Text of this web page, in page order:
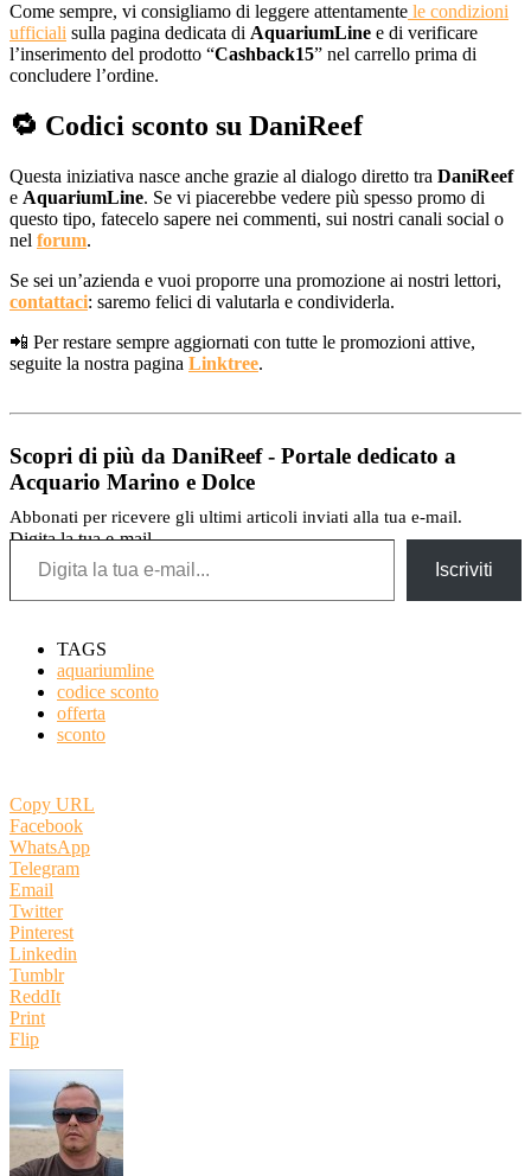
Come sempre, vi consigliamo di leggere attentamente le condizioni
ufficiali sulla pagina dedicata di AquariumLine e di verificare
l’inserimento del prodotto “Cashback15” nel carrello prima di
concludere l’ordine.
🔁 Codici sconto su DaniReef
Questa iniziativa nasce anche grazie al dialogo diretto tra DaniReef
e AquariumLine. Se vi piacerebbe vedere più spesso promo di
questo tipo, fatecelo sapere nei commenti, sui nostri canali social o
nel forum.
Se sei un’azienda e vuoi proporre una promozione ai nostri lettori,
contattaci: saremo felici di valutarla e condividerla.
📲 Per restare sempre aggiornati con tutte le promozioni attive,
seguite la nostra pagina Linktree.
Scopri di più da DaniReef - Portale dedicato a
Acquario Marino e Dolce
Abbonati per ricevere gli ultimi articoli inviati alla tua e-mail.
Digita la tua e-mail...
Iscriviti
TAGS
aquariumline
codice sconto
offerta
sconto
Copy URL
Facebook
WhatsApp
Telegram
Email
Twitter
Pinterest
Linkedin
Tumblr
ReddIt
Print
Flip